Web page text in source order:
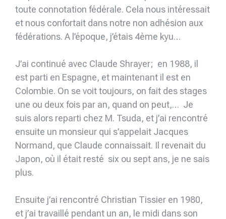
toute connotation fédérale. Cela nous intéressait
et nous confortait dans notre non adhésion aux
fédérations. A l’époque, j’étais 4ème kyu…
J’ai continué avec Claude Shrayer; en 1988, il
est parti en Espagne, et maintenant il est en
Colombie. On se voit toujours, on fait des stages
une ou deux fois par an, quand on peut,… Je
suis alors reparti chez M. Tsuda, et j’ai rencontré
ensuite un monsieur qui s’appelait Jacques
Normand, que Claude connaissait. Il revenait du
Japon, où il était resté six ou sept ans, je ne sais
plus.
Ensuite j’ai rencontré Christian Tissier en 1980,
et j’ai travaillé pendant un an, le midi dans son